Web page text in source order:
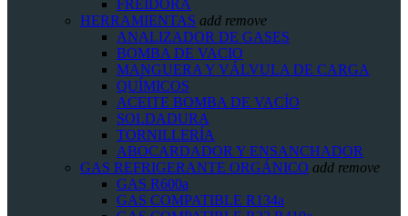
FREIDORA
HERRAMIENTAS add remove
ANALIZADOR DE GASES
BOMBA DE VACIO
MANGUERA Y VÁLVULA DE CARGA
QUÍMICOS
ACEITE BOMBA DE VACÍO
SOLDADURA
TORNILLERÍA
ABOCARDADOR Y ENSANCHADOR
GAS REFRIGERANTE ORGÁNICO add remove
GAS R600a
GAS COMPATIBLE R134a